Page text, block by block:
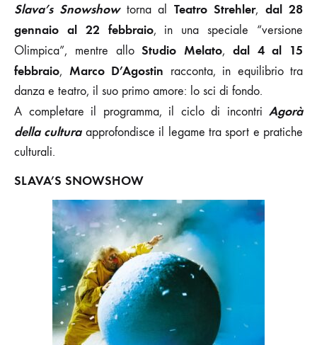
Slava’s Snowshowtorna al Teatro Strehler, dal 28
gennaio al 22 febbraio, in una speciale “versione
Olimpica”, mentre alloStudio Melato, dal 4 al 15
febbraio, Marco D’Agostin racconta, in equilibrio tra
danza e teatro, il suo primo amore: lo sci di fondo.
A completare il programma, il ciclo di incontri Agorà
della culturaapprofondisce il legame tra sport e pratiche
culturali.
SLAVA’S SNOWSHOW